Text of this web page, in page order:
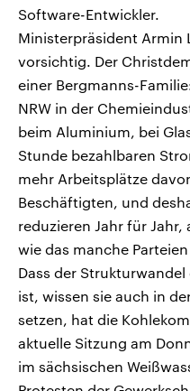
Software-Entwickler.
Ministerpräsident Armin
vorsichtig. Der
einer Bergmanns-
NRW in der
beim Aluminium, bei
Stunde bezahlbaren
mehr Arbeitsplätze
Beschäftigten, und
reduzieren Jahr für
wie das manche
Dass der
ist, wissen sie auch in
setzen, hat die
aktuelle Sitzung am
im sächsischen